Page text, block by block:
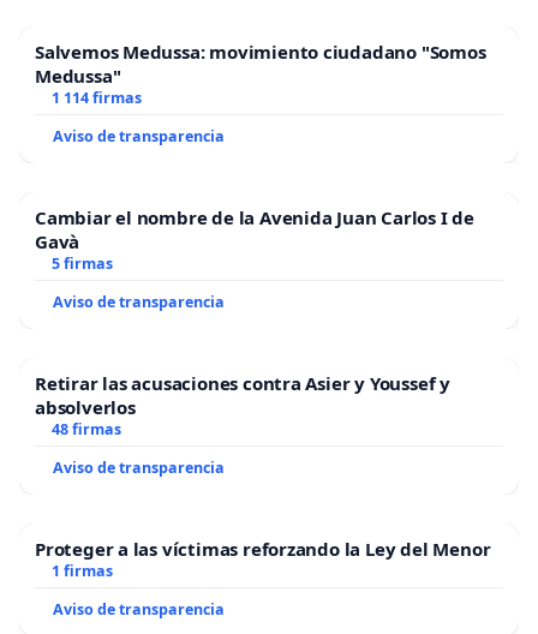
Salvemos Medussa: movimiento ciudadano "Somos
Medussa"
1 114 firmas
Aviso de transparencia
Cambiar el nombre de la Avenida Juan Carlos I de
Gavà
5 firmas
Aviso de transparencia
Retirar las acusaciones contra Asier y Youssef y
absolverlos
48 firmas
Aviso de transparencia
Proteger a las víctimas reforzando la Ley del Menor
1 firmas
Aviso de transparencia